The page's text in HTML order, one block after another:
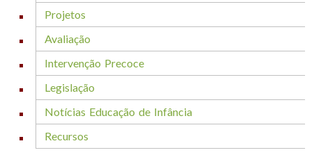
Projetos
Avaliação
Intervenção Precoce
Legislação
Notícias Educação de Infância
Recursos